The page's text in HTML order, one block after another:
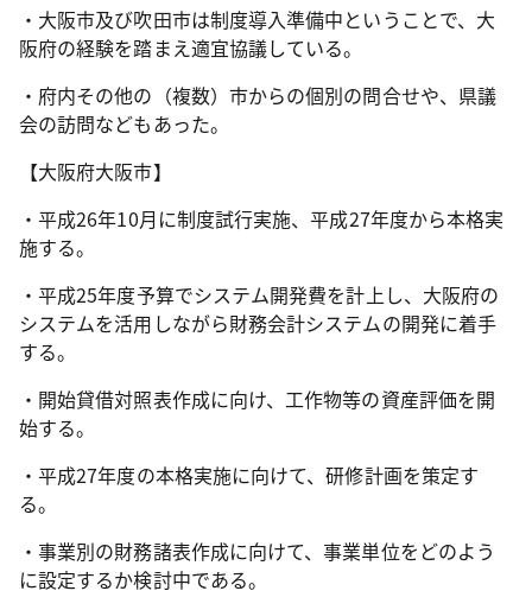
・大阪市及び吹田市は制度導入準備中ということで、大
阪府の経験を踏まえ適宜協議している。
・府内その他の（複数）市からの個別の問合せや、県議
会の訪問などもあった。
【大阪府大阪市】
・平成26年10月に制度試行実施、平成27年度から本格実
施する。
・平成25年度予算でシステム開発費を計上し、大阪府の
システムを活用しながら財務会計システムの開発に着手
する。
・開始貸借対照表作成に向け、工作物等の資産評価を開
始する。
・平成27年度の本格実施に向けて、研修計画を策定す
る。
・事業別の財務諸表作成に向けて、事業単位をどのよう
に設定するか検討中である。